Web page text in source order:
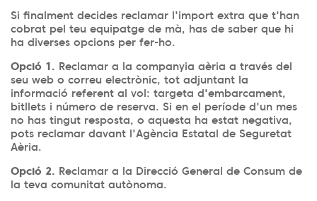
Si finalment decides reclamar l'import extra que t'han
cobrat pel teu equipatge de mà, has de saber que hi
ha diverses opcions per fer-ho.
Opció 1. Reclamar a la companyia aèria a través del
seu web o correu electrònic, tot adjuntant la
informació referent al vol: targeta d'embarcament,
bitllets i número de reserva. Si en el període d'un mes
no has tingut resposta, o aquesta ha estat negativa,
pots reclamar davant l'Agència Estatal de Seguretat
Aèria.
Opció 2. Reclamar a la Direcció General de Consum de
la teva comunitat autònoma.